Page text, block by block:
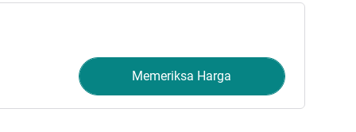
Memeriksa Harga